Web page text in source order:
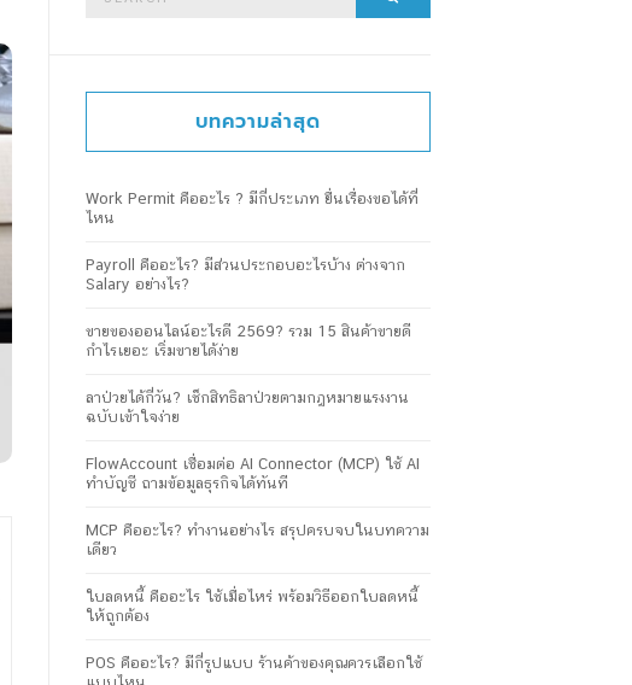
บทความล่าสุด
Work Permit คืออะไร ? มีกี่ประเภท ยื่นเรื่องขอได้ที่
ไหน
Payroll คืออะไร? มีส่วนประกอบอะไรบ้าง ต่างจาก
Salary อย่างไร?
ขายของออนไลน์อะไรดี 2569? รวม 15 สินค้าขายดี
กำไรเยอะ เริ่มขายได้ง่าย
ลาป่วยได้กี่วัน? เช็กสิทธิลาป่วยตามกฎหมายแรงงาน
ฉบับเข้าใจง่าย
FlowAccount เชื่อมต่อ AI Connector (MCP) ใช้ AI
ทำบัญชี ถามข้อมูลธุรกิจได้ทันที
MCP คืออะไร? ทำงานอย่างไร สรุปครบจบในบทความ
เดียว
ใบลดหนี้ คืออะไร ใช้เมื่อไหร่ พร้อมวิธีออกใบลดหนี้
ให้ถูกต้อง
POS คืออะไร? มีกี่รูปแบบ ร้านค้าของคุณควรเลือกใช้